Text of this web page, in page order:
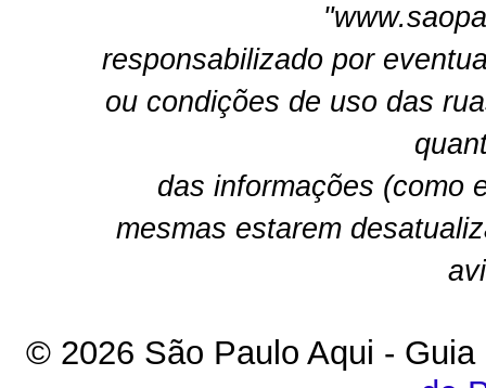
responsabilizado por
ou condições de uso das
das informações (como
mesmas estarem
© 2026 São Paulo Aqui -